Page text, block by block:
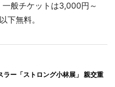
般チケットは3,000円～
下無料。
ラー「ストロング小林展」 親交重